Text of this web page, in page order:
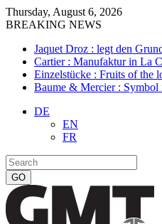
Thursday, August 6, 2026
BREAKING NEWS
Jaquet Droz : legt den
Cartier : Manufaktur in La
Einzelstücke : Fruits of the
Baume & Mercier : Symbol
DE
EN
FR